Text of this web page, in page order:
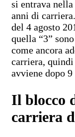
si entrava nella
anni di
del 4 agosto
quella “3”
come ancora
carriera,
avviene dopo 9
Il blocco
carriera